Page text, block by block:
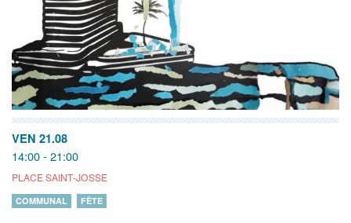
VEN 21.08
14:00 - 21:00
PLACE SAINT-JOSSE
COMMUNAL FÊTE